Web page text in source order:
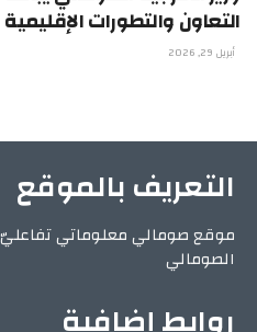
التعاون والتطورات الإقليمية
أبريل 29, 2026
التعريف بالموقع
موقع صومالي معلوماتي
الصومالي